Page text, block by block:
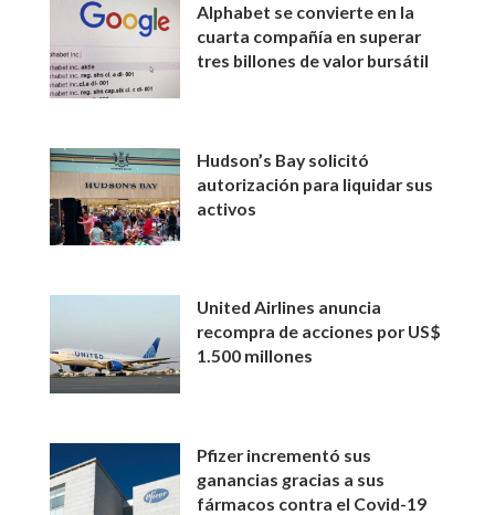
Alphabet se convierte en la
cuarta compañía en superar
tres billones de valor bursátil
Hudson’s Bay solicitó
autorización para liquidar sus
activos
United Airlines anuncia
recompra de acciones por US$
1.500 millones
Pfizer incrementó sus
ganancias gracias a sus
fármacos contra el Covid-19